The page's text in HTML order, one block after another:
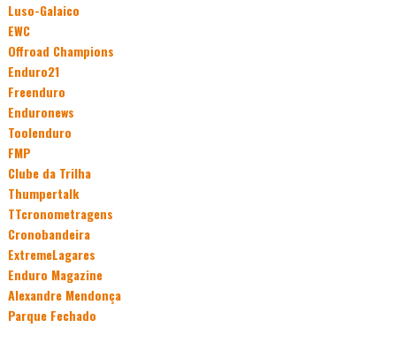
Luso-Galaico
EWC
Offroad Champions
Enduro21
Freenduro
Enduronews
Toolenduro
FMP
Clube da Trilha
Thumpertalk
TTcronometragens
Cronobandeira
ExtremeLagares
Enduro Magazine
Alexandre Mendonça
Parque Fechado